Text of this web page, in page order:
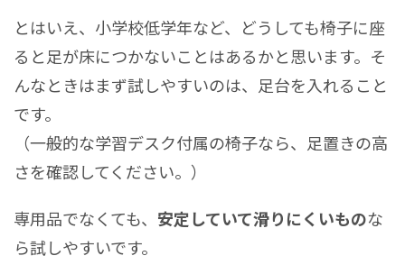
とはいえ、小学校低学年など、どうしても椅子に座
ると足が床につかないことはあるかと思います。そ
んなときはまず試しやすいのは、足台を入れること
です。
（一般的な学習デスク付属の椅子なら、足置きの高
さを確認してください。）
専用品でなくても、 安定していて滑りにくいものな
ら試しやすいです。